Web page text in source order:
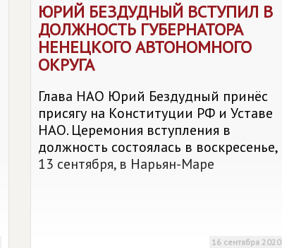
ЮРИЙ БЕЗДУДНЫЙ ВСТУПИЛ В
ДОЛЖНОСТЬ ГУБЕРНАТОРА
НЕНЕЦКОГО АВТОНОМНОГО
ОКРУГА
Глава НАО Юрий Бездудный принёс
присягу на Конституции РФ и Уставе
НАО. Церемония вступления в
должность состоялась в воскресенье,
13 сентября, в Нарьян-Маре
16 сентября 2020